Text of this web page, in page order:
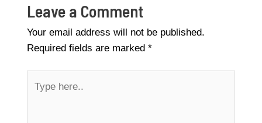
Leave a Comment
Your email address will not be published.
Required fields are marked *
here..